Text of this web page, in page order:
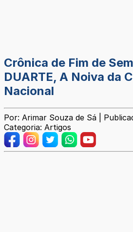
Crônica de Fim de
DUARTE, A Noiva da
Nacional
Por: Arimar Souza de Sá |
Categoria: Artigos